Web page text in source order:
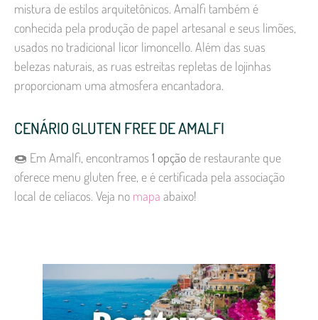
mistura de estilos arquitetônicos. Amalfi também é
conhecida pela produção de papel artesanal e seus limões,
usados no tradicional licor limoncello. Além das suas
belezas naturais, as ruas estreitas repletas de lojinhas
proporcionam uma atmosfera encantadora.
CENÁRIO GLUTEN FREE DE AMALFI
🍩 Em Amalfi, encontramos 1 opção de restaurante que
oferece menu gluten free, e é certificada pela associação
local de celíacos. Veja no mapa abaixo!